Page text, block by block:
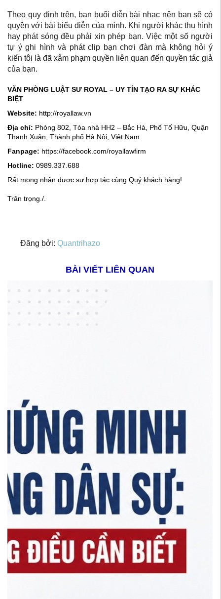
Theo quy định trên, bạn buổi diễn bài nhạc nên bạn sẽ có
quyền với bài biểu diễn của mình. Khi người khác thu hình
hay phát sóng đều phải xin phép bạn. Việc một số người
tự ý ghi hình và phát clip bạn chơi đàn mà không hỏi ý
kiến tôi là đã xâm phạm quyền liên quan đến quyền tác giả
của bạn.
VĂN PHÒNG LUẬT SƯ ROYAL – UY TÍN TẠO RA SỰ KHÁC
BIỆT
Website: http://royallaw.vn
Địa chỉ: Phòng 802, Tòa nhà HH2 – Bắc Hà, Phố Tố Hữu, Quận
Thanh Xuân, Thành phố Hà Nội, Việt Nam
Fanpage: https://facebook.com/royallawfirm
Hotline: 0989.337.688
Rất mong nhận được sự hợp tác cùng Quý khách hàng!
Trân trọng./.
Đăng bởi: Quantrihazo
BÀI VIẾT LIÊN QUAN